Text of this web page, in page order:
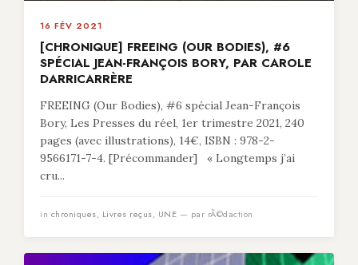
16 FÉV 2021
[CHRONIQUE] FREEING (OUR BODIES), #6
SPÉCIAL JEAN-FRANÇOIS BORY, PAR CAROLE
DARRICARRÈRE
FREEING (Our Bodies), #6 spécial Jean-François
Bory, Les Presses du réel, 1er trimestre 2021, 240
pages (avec illustrations), 14€, ISBN : 978-2-
9566171-7-4. [Précommander] « Longtemps j’ai
cru...
in chroniques, Livres reçus, UNE — par rÃ©daction